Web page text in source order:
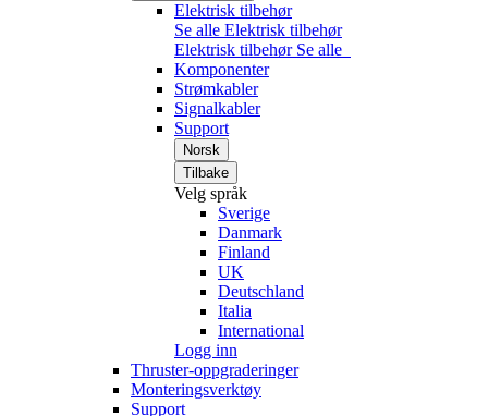
Elektrisk tilbehør
Se alle Elektrisk tilbehør
Elektrisk tilbehør Se alle
Komponenter
Strømkabler
Signalkabler
Support
Norsk
Tilbake
Velg språk
Sverige
Danmark
Finland
UK
Deutschland
Italia
International
Logg inn
Thruster-oppgraderinger
Monteringsverktøy
Support